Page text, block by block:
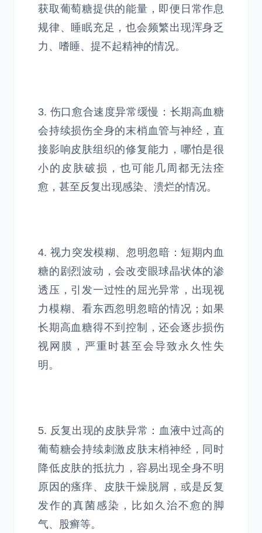
获取葡萄糖提供的能量，即便日常作息
规律、睡眠充足，也会频繁出现浑身乏
力、嗜睡、提不起精神的情况。
3. 伤口愈合速度异常缓慢：长期高血糖
会持续损伤全身的末梢血管与神经，直
接影响皮肤组织的修复能力，哪怕是很
小的皮肤破损，也可能几周都无法痊
愈，甚至反复出现感染、溃烂的情况。
4. 视力突发模糊、忽明忽暗：短期内血
糖的剧烈波动，会改变眼球晶状体的渗
透压，引发一过性的屈光异常，出现视
力模糊、看东西忽明忽暗的情况；如果
长期高血糖得不到控制，还会逐步损伤
视网膜，严重时甚至会导致永久性失
明。
5. 反复出现的皮肤异常：血液中过高的
葡萄糖会持续刺激皮肤末梢神经，同时
降低皮肤的抵抗力，容易出现全身不明
原因的瘙痒、皮肤干燥脱屑，或是反复
发作的真菌感染，比如久治不愈的脚
气、股癣等。